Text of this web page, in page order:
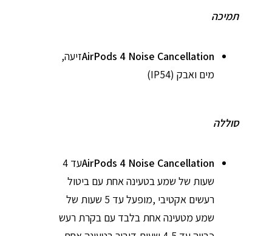
תמיכה
AirPods 4 Noise Cancellationזיעה,
מים ואבק (IP54)
סוללה
AirPods 4 Noise Cancellation
עד 4
שעות של שמע בטעינה אחת עם ביטול
רעשים אקטיבי ,מופעל עד 5 שעות של
שמע מטעינה אחת בלבד עם בקרת רעש